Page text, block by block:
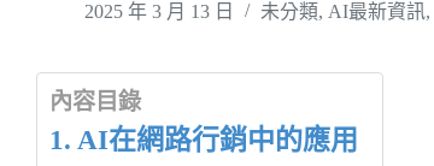
2025 年 3 月 13 日 未分類, AI最新資訊,
內容目錄
AI在網路行銷中的應用